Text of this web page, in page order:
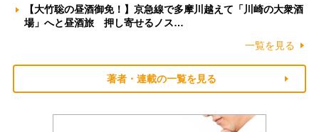
【大竹聡の昼酒御免！】京急線で多摩川越えて「川崎の大衆酒
場」へと昼酒旅 押し寄せるノス…
一覧を見る
著者・連載の一覧を見る